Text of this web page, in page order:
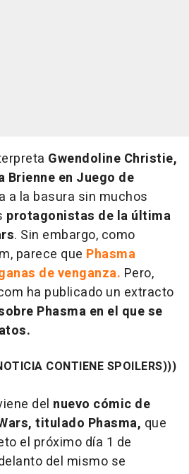
Gwendoline Christie,
Brienne en Juego de
a la basura sin muchos
protagonistas de la última
. Sin embargo, como
parece que Phasma
de venganza. Pero,
ha publicado un extracto
Phasma en el que se
CONTIENE SPOILERS)))
del nuevo cómic de
titulado Phasma, que
el próximo día 1 de
del mismo se